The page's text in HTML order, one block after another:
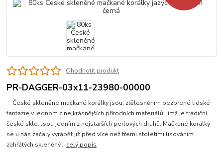
Ohodnotit produkt
PR-DAGGER-03x11-23980-00000
České skleněné mačkané korálky jsou, ztělesněním bezbřehé lidské
fantazie v jednom z nejkrásnějších přírodních materiálů, jímž je tradiční
české sklo. Jsou jedním z nejstarších perlových druhů. Mačkané korálky
se u nás začaly vyrábět již před více než třemi stoletími lisováním
zahřátých skleněný... celý popis